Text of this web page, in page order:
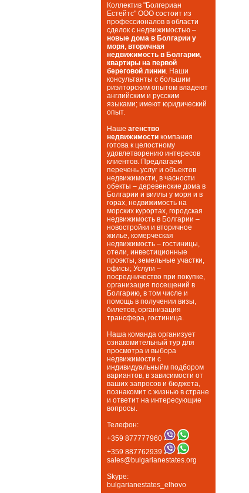
Коллектив "Болгериан
Естейтс" ООО состоит из
профессионалов в области
сделок с недвижимостью –
новые дома в Болгарии у
моря, вторичная
недвижимость в Болгарии,
квартиры на первой
береговой линии. Наши
консультанты с большим
риэлторским опытом владеют
английским и русским
языками; имеют юридический
опыт.
Наше агенство
недвижимости компания
готова к целостному
удовлетворению интересов
клиентов. Предлагаем
перечень услуг и объектов
недвижимости, в часности
обекты – деревенские дома в
Болгарии и виллы у моря и в
горах, недвижимость на
морских курортах, городская
недвижимость в Болгарии –
новостройки и вторичное
жилье, комерческая
недвижимость – гостиницы,
отели, инвестиционные
проэкты, земельные участки,
офисы; Услуги –
посредничество при покупке,
организация посещений в
Болгарию, в том числе и
помощь в получении визы,
билетов, организация
трансфера, гостиница.
Наша команда организует
ознакомительный тур для
просмотра и выбора
недвижимости с
индивидуальныйм подбором
вариантов, в зависимости от
ваших запросов и бюджета,
познакомит с жизнью в стране
и ответит на интересующие
вопросы.
Телефон:
+359 877777960
+359 887762939
sales@bulgarianestates.org
Skype:
bulgarianestates_elhovo